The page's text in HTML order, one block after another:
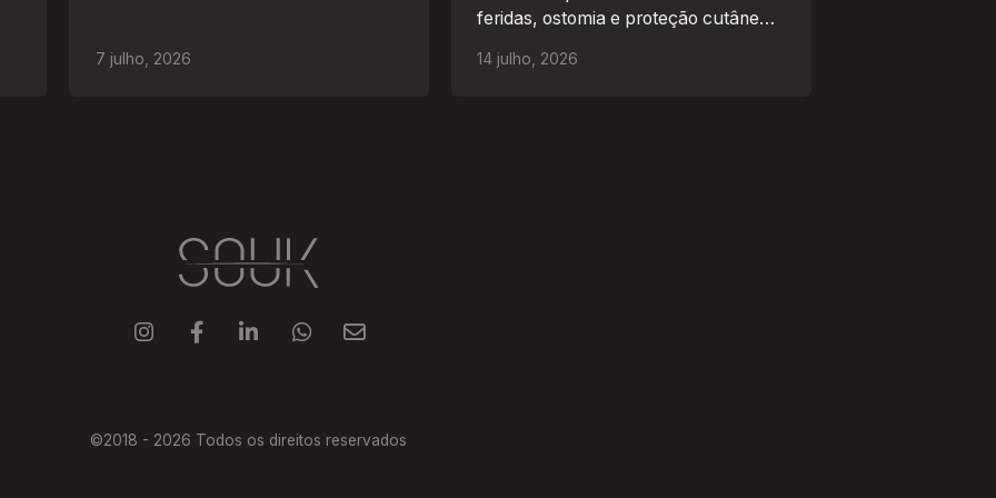
7 julho, 2026
feridas, ostomia e proteção cutânea
14 julho, 2026
    
©2018 - 2026 Todos os direitos reservados